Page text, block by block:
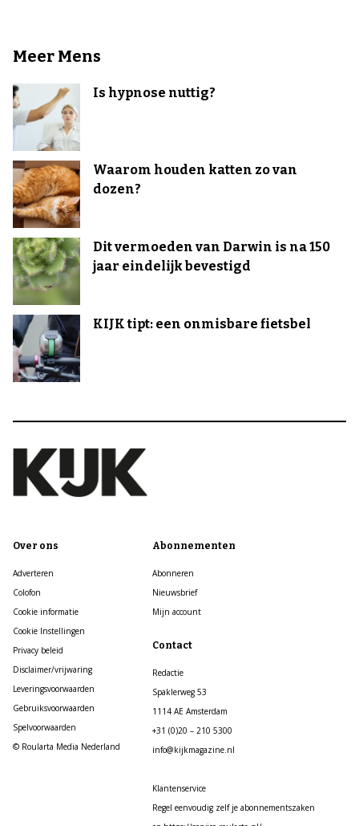
Meer Mens
Is hypnose nuttig?
Waarom houden katten zo van
dozen?
Dit vermoeden van Darwin is na 150
jaar eindelijk bevestigd
KIJK tipt: een onmisbare fietsbel
Over ons
Adverteren
Colofon
Cookie informatie
Cookie Instellingen
Privacy beleid
Disclaimer/vrijwaring
Leveringsvoorwaarden
Gebruiksvoorwaarden
Spelvoorwaarden
© Roularta Media Nederland
Abonnementen
Abonneren
Nieuwsbrief
Mijn account
Contact
Redactie
Spaklerweg 53
1114 AE Amsterdam
+31 (0)20 – 210 5300
info@kijkmagazine.nl
Klantenservice
Regel eenvoudig zelf je abonnementszaken